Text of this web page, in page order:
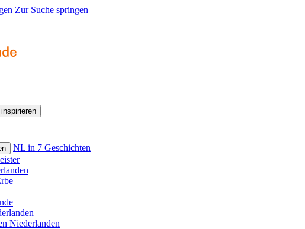
Zur Suche springen
NL in 7 Geschichten
Niederlanden